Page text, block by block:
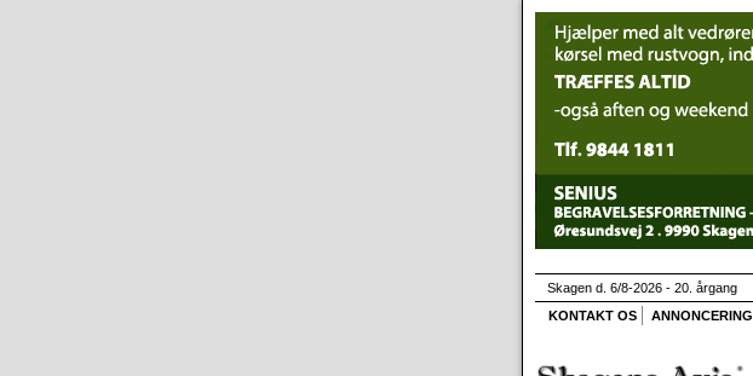
Skagen d. 6/8-2026 - 20. årgang
KONTAKT OS
ANNONCERING